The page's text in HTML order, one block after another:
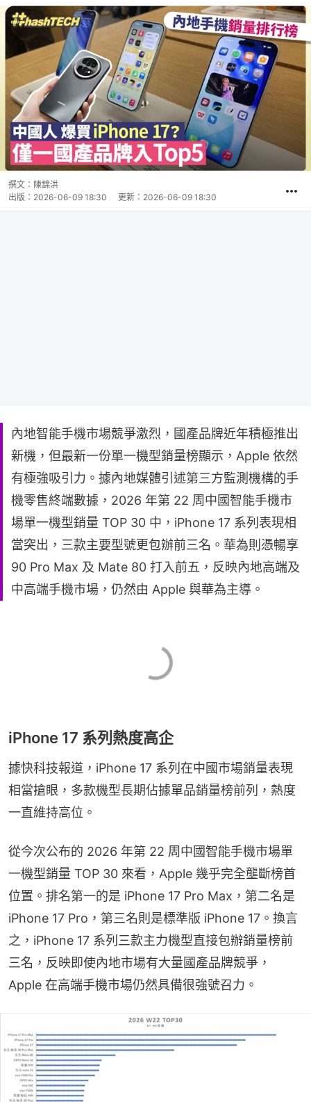
撰文： 陳錦洪
出版： 2026-06-09 18:30 更新： 2026-06-09 18:30
內地智能手機市場競爭激烈，國產品牌近年積極推出
新機，但最新一份單一機型銷量榜顯示，Apple 依然
有極強吸引力。據內地媒體引述第三方監測機構的手
機零售終端數據，2026 年第 22 周中國智能手機市
場單一機型銷量 TOP 30 中，iPhone 17 系列表現相
當突出，三款主要型號更包辦前三名。華為則憑暢享
90 Pro Max 及 Mate 80 打入前五，反映內地高端及
中高端手機市場，仍然由 Apple 與華為主導。
iPhone 17 系列熱度高企
據快科技報道，iPhone 17 系列在中國市場銷量表現
相當搶眼，多款機型長期佔據單品銷量榜前列，熱度
一直維持高位。
從今次公布的 2026 年第 22 周中國智能手機市場單
一機型銷量 TOP 30 來看，Apple 幾乎完全壟斷榜首
位置。排名第一的是 iPhone 17 Pro Max，第二名是
iPhone 17 Pro，第三名則是標準版 iPhone 17。換言
之，iPhone 17 系列三款主力機型直接包辦銷量榜前
三名，反映即使內地市場有大量國產品牌競爭，
Apple 在高端手機市場仍然具備很強號召力。